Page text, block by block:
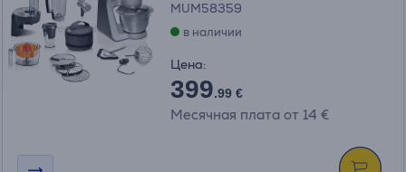
MUM58359
в наличии
Цена:
399.99 €
Месячная плата от 14 €